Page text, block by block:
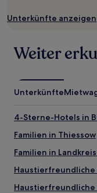
zusätzliche
Unterkünfte anzeigen
Weiter
Unterkünfte
4-Sterne-Hotels in
Familien in Thiessow
Familien in
Haustierfreundliche
Haustierfreundliche